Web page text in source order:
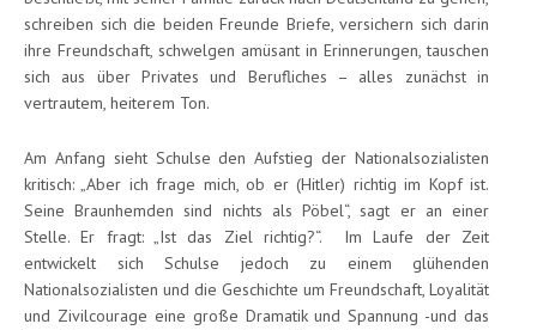
schreiben sich die beiden Freunde Briefe, versichern sich darin
ihre Freundschaft, schwelgen amüsant in Erinnerungen, tauschen
sich aus über Privates und Berufliches – alles zunächst in
vertrautem, heiterem Ton.
Am Anfang sieht Schulse den Aufstieg der Nationalsozialisten
kritisch: „Aber ich frage mich, ob er (Hitler) richtig im Kopf ist.
Seine Braunhemden sind nichts als Pöbel“, sagt er an einer
Stelle. Er fragt: „Ist das Ziel richtig?“. Im Laufe der Zeit
entwickelt sich Schulse jedoch zu einem glühenden
Nationalsozialisten und die Geschichte um Freundschaft, Loyalität
und Zivilcourage eine große Dramatik und Spannung -und das